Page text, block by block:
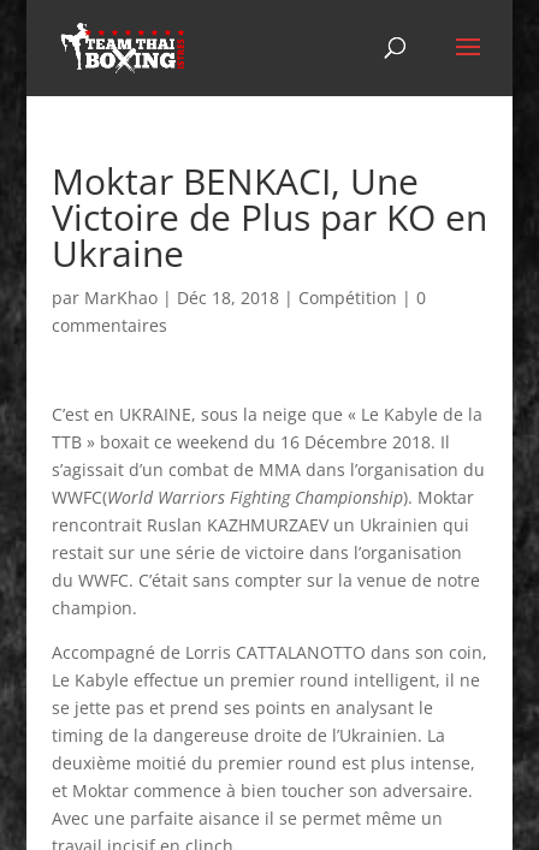
Moktar BENKACI, Une
Victoire de Plus par KO en
Ukraine
par MarKhao| Déc 18, 2018| Compétition | 0
commentaires
C’est en UKRAINE, sous la neige que « Le Kabyle de la
TTB » boxait ce weekend du 16 Décembre 2018. Il
s’agissait d’un combat de MMA dans l’organisation du
WWFC(World Warriors Fighting Championship). Moktar
rencontrait Ruslan KAZHMURZAEV un Ukrainien qui
restait sur une série de victoire dans l’organisation
du WWFC. C’était sans compter sur la venue de notre
champion.
Accompagné de Lorris CATTALANOTTO dans son coin,
Le Kabyle effectue un premier round intelligent, il ne
se jette pas et prend ses points en analysant le
timing de la dangereuse droite de l’Ukrainien. La
deuxième moitié du premier round est plus intense,
et Moktar commence à bien toucher son adversaire.
Avec une parfaite aisance il se permet même un